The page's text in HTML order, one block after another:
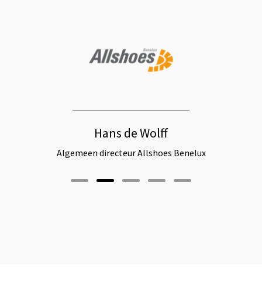
Hans de Wolff
Algemeen directeur Allshoes Benelux